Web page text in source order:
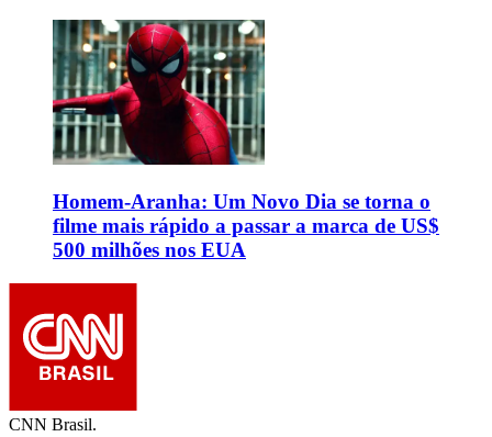
Homem-Aranha: Um Novo Dia se torna o
filme mais rápido a passar a marca de US$
500 milhões nos EUA
CNN Brasil.